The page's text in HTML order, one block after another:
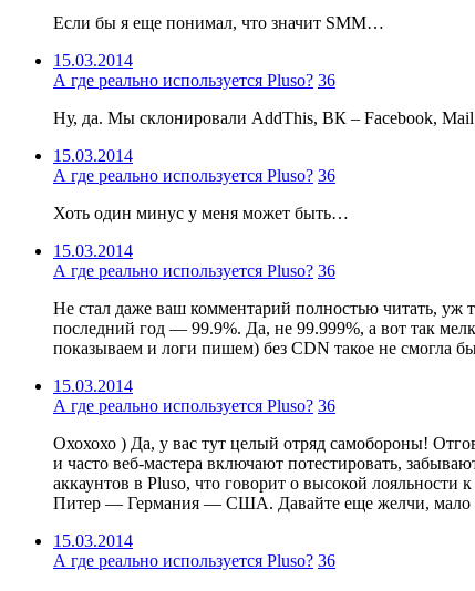
Если бы я еще понимал, что значит SMM…
15.03.2014
А где реально используется Pluso? 36
Ну, да. Мы склонировали AddThis, ВК – Facebook,
15.03.2014
А где реально используется Pluso? 36
Хоть один минус у меня может быть…
15.03.2014
А где реально используется Pluso? 36
Не стал даже ваш комментарий полностью читать, уж
последний год — 99.9%. Да, не 99.999%, а вот так
показываем и логи пишем) без CDN такое не смогла
15.03.2014
А где реально используется Pluso? 36
Охохохо ) Да, у вас тут целый отряд самобороны!
и часто веб-мастера включают потестировать,
аккаунтов в Pluso, что говорит о высокой
Питер — Германия — США. Давайте еще желчи, мало
15.03.2014
А где реально используется Pluso? 36